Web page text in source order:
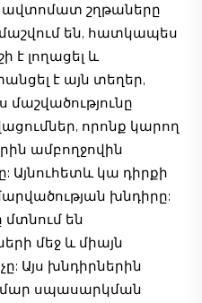
շղթաները
են, հատկապես
է լողացել և
է այն տեղեր,
մաշվածությունը
որոնք կարող
ամբողջովին
Այնուհետև կա դիրքի
խնդիրը:
մտնում են
մեջ և միայն
Այս խնդիրներին
սպասարկման